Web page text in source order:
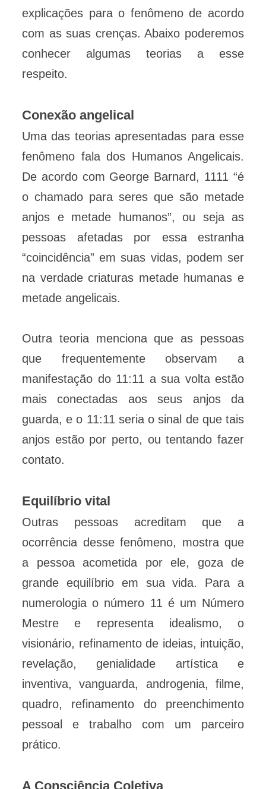
explicações para o fenômeno de acordo
com as suas crenças. Abaixo poderemos
conhecer algumas teorias a esse
respeito.
Conexão angelical
Uma das teorias apresentadas para esse
fenômeno fala dos Humanos Angelicais.
De acordo com George Barnard, 1111 “é
o chamado para seres que são metade
anjos e metade humanos”, ou seja as
pessoas afetadas por essa estranha
“coincidência” em suas vidas, podem ser
na verdade criaturas metade humanas e
metade angelicais.
Outra teoria menciona que as pessoas
que frequentemente observam a
manifestação do 11:11 a sua volta estão
mais conectadas aos seus anjos da
guarda, e o 11:11 seria o sinal de que tais
anjos estão por perto, ou tentando fazer
contato.
Equilíbrio vital
Outras pessoas acreditam que a
ocorrência desse fenômeno, mostra que
a pessoa acometida por ele, goza de
grande equilíbrio em sua vida. Para a
numerologia o número 11 é um Número
Mestre e representa idealismo, o
visionário, refinamento de ideias, intuição,
revelação, genialidade artística e
inventiva, vanguarda, androgenia, filme,
quadro, refinamento do preenchimento
pessoal e trabalho com um parceiro
prático.
A Consciência Coletiva